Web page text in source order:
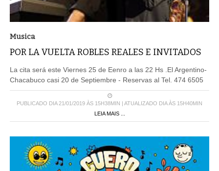
Musica
POR LA VUELTA ROBLES REALES E INVITADOS
La cita será este Viernes 25 de Eenro a las 22 Hs .El Argentino-
Chacabuco casi 20 de Septiembre - Reservas al Tel. 474 6505
PUBLICADO DIA 21/01/2019 ÀS 15H38MIN | ATUALIZADO DIA ÀS 15H40MIN
LEIA MAIS ...